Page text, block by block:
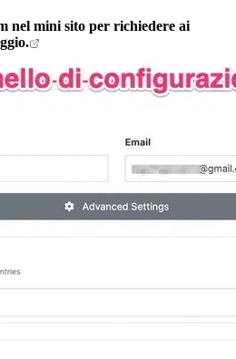
nel mini sito per richiedere ai